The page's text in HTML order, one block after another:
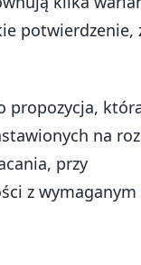
potwierdzenie,
propozycja,
na
przy
z wymaganym